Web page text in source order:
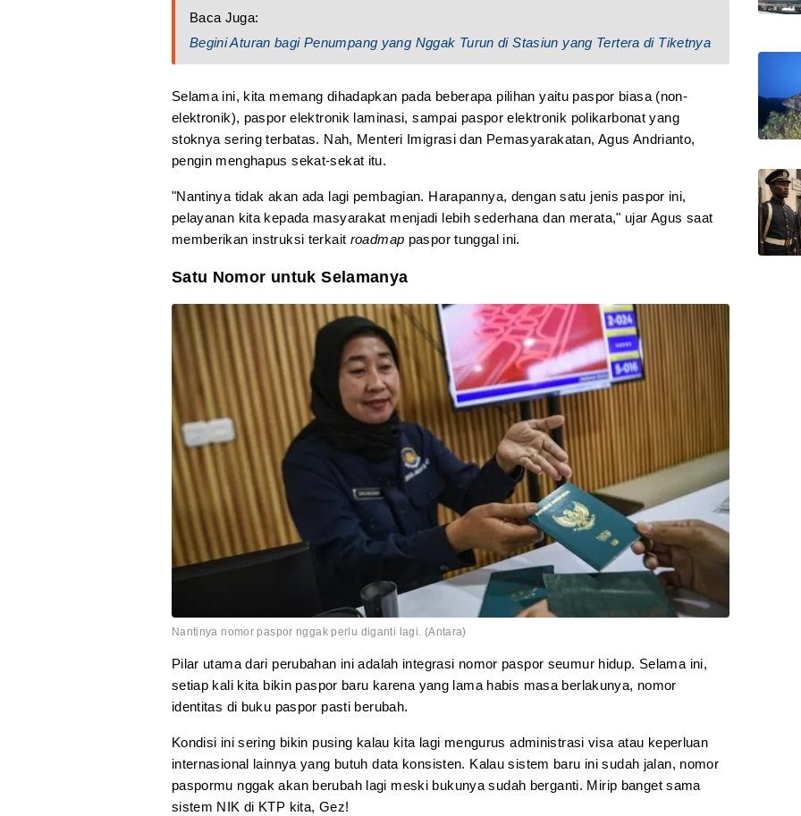
Baca Juga:
Begini Aturan bagi Penumpang yang Nggak Turun di Stasiun yang Tertera di Tiketnya
Selama ini, kita memang dihadapkan pada beberapa pilihan yaitu paspor biasa (non-
elektronik), paspor elektronik laminasi, sampai paspor elektronik polikarbonat yang
stoknya sering terbatas. Nah, Menteri Imigrasi dan Pemasyarakatan, Agus Andrianto,
pengin menghapus sekat-sekat itu.
"Nantinya tidak akan ada lagi pembagian. Harapannya, dengan satu jenis paspor ini,
pelayanan kita kepada masyarakat menjadi lebih sederhana dan merata," ujar Agus saat
memberikan instruksi terkait roadmap paspor tunggal ini.
Satu Nomor untuk Selamanya
Nantinya nomor paspor nggak perlu diganti lagi. (Antara)
Pilar utama dari perubahan ini adalah integrasi nomor paspor seumur hidup. Selama ini,
setiap kali kita bikin paspor baru karena yang lama habis masa berlakunya, nomor
identitas di buku paspor pasti berubah.
Kondisi ini sering bikin pusing kalau kita lagi mengurus administrasi visa atau keperluan
internasional lainnya yang butuh data konsisten. Kalau sistem baru ini sudah jalan, nomor
paspormu nggak akan berubah lagi meski bukunya sudah berganti. Mirip banget sama
sistem NIK di KTP kita, Gez!